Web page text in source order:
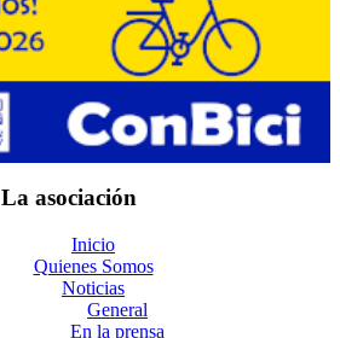
La asociación
Inicio
Quienes Somos
Noticias
General
En la prensa